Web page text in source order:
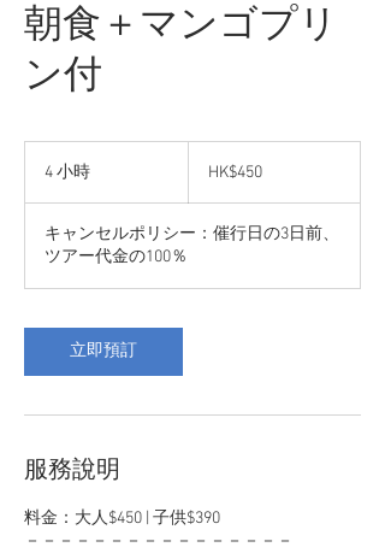
朝食＋マンゴプリ
ン付
4 小時 HK$450
キャンセルポリシー：催行日の3日前、
ツアー代金の100％
立即預訂
服務說明
料金：大人$450 | 子供$390
－－－－－－－－－－－－－－－－